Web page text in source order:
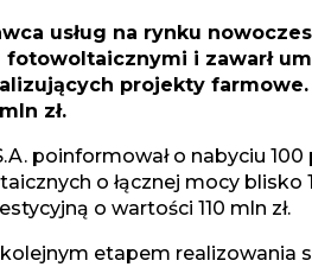
usług na rynku
i zawarł
projekty
zł.
poinformował o nabyciu 100
o łącznej mocy blisko
o wartości 110 mln zł.
etapem realizowania